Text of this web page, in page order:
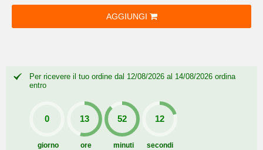
AGGIUNGI
Per ricevere il tuo ordine dal 12/08/2026 al 14/08/2026 ordina
entro
giorno ore minuti secondi